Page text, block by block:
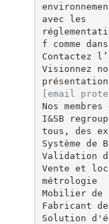
avec les
f comme
Contactez
Visionnez
[email
Nos
I&SB
tous, des
Système de
Validation
Vente et
métrologie
Mobilier de
Fabricant
Solution